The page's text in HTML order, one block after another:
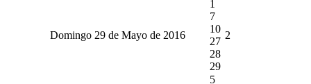
Domingo 29 de Mayo de 2016
1
7
10
27
28
29
2
5